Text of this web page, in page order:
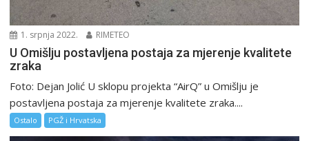
1. srpnja 2022. RIMETEO
U Omišlju postavljena postaja za mjerenje kvalitete
zraka
Foto: Dejan Jolić U sklopu projekta “AirQ” u Omišlju je
postavljena postaja za mjerenje kvalitete zraka....
Ostalo PGŽ i Hrvatska